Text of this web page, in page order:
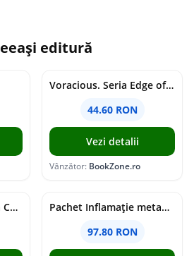
editură
Voracious. Seria Edge of Darkness Vol.2
44.60 RON
Vezi detalii
Vânzător: BookZone.ro
Efectul Graham. Seria Campus Diaries Vol.1
Pachet Inflamație metabolism și creier
97.80 RON